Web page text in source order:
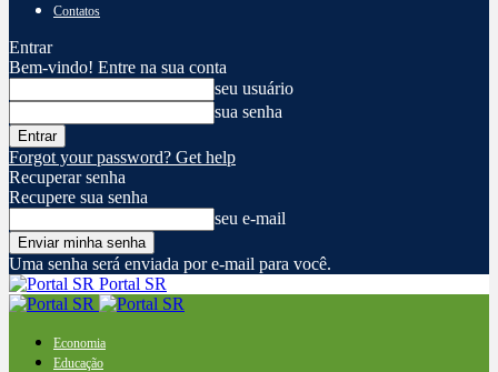
Contatos
Entrar
Bem-vindo! Entre na sua conta
seu usuário
sua senha
Forgot your password? Get help
Recuperar senha
Recupere sua senha
seu e-mail
Uma senha será enviada por e-mail para você.
Portal SR
Economia
Educação